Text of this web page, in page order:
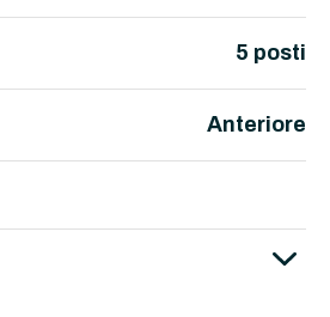
5 posti
Anteriore